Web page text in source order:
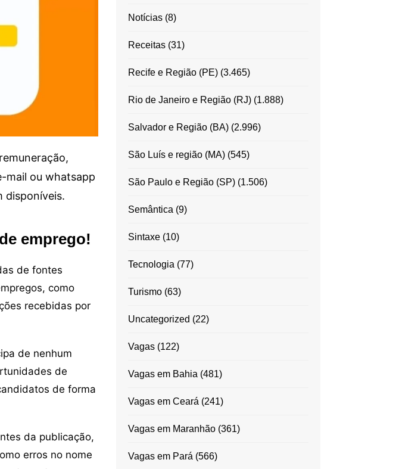
mail ou whatsapp
disponíveis.
emprego!
de fontes
como
recebidas por
de nenhum
de
de forma
da publicação,
erros no nome
Notícias(8)
Receitas(31)
Recife e Região (PE)(3.465)
Rio de Janeiro e Região (RJ)(1.888)
Salvador e Região (BA)(2.996)
São Luís e região (MA)(545)
São Paulo e Região (SP)(1.506)
Semântica (9)
Sintaxe(10)
Tecnologia (77)
Turismo(63)
Uncategorized (22)
Vagas(122)
Vagas em Bahia (481)
Vagas em Ceará (241)
Vagas em Maranhão(361)
Vagas em Pará (566)